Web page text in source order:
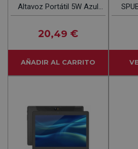
Altavoz Portátil 5W Azul
Bluetooth
20,49 €
AÑADIR AL CARRITO